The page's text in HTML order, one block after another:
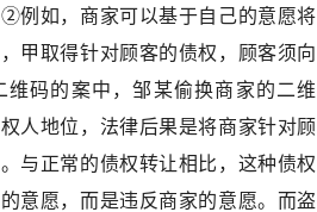
例如，商家可以基于自己的意愿将
甲取得针对顾客的债权，顾客须向
维码的案中，邹某偷换商家的二维
人地位，法律后果是将商家针对顾
与正常的债权转让相比，这种债权
意愿，而是违反商家的意愿。而盗